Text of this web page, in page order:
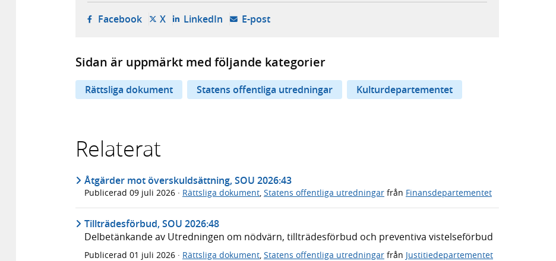
Facebook- öppnas i ny flik, extern webbplats,
X- öppnas i ny flik, extern webbplats,
LinkedIn- öppnas i ny flik, extern webbplats,
E-post- öppnar din e-postklient,
Sidan är uppmärkt med följande kategorier
Rättsliga dokument Statens offentliga utredningar Kulturdepartementet
Relaterat
Åtgärder mot överskuldsättning, SOU 2026:43
Publicerad 09 juli 2026 · Rättsliga dokument, Statens offentliga utredningar från Finansdepartementet
Tillträdesförbud, SOU 2026:48
Delbetänkande av Utredningen om nödvärn, tillträdesförbud och preventiva vistelseförbud
Publicerad 01 juli 2026 · Rättsliga dokument, Statens offentliga utredningar från Justitiedepartementet